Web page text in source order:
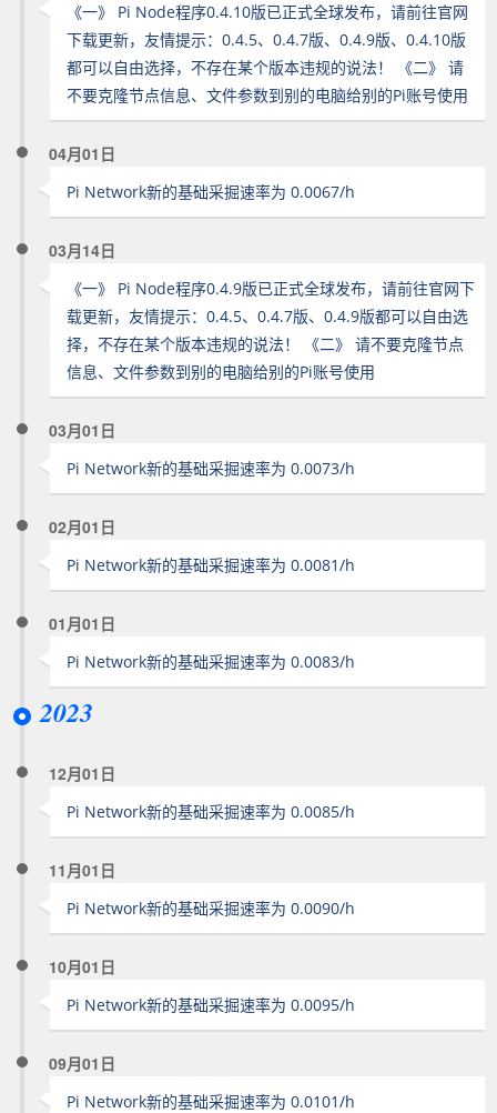
《一》 Pi Node程序0.4.10版已正式全球发布，请前往官网
下载更新，友情提示：0.4.5、0.4.7版、0.4.9版、0.4.10版
都可以自由选择，不存在某个版本违规的说法！ 《二》 请
不要克隆节点信息、文件参数到别的电脑给别的Pi账号使用
04月01日
Pi Network新的基础采掘速率为 0.0067/h
03月14日
《一》 Pi Node程序0.4.9版已正式全球发布，请前往官网下
载更新，友情提示：0.4.5、0.4.7版、0.4.9版都可以自由选
择，不存在某个版本违规的说法！ 《二》 请不要克隆节点
信息、文件参数到别的电脑给别的Pi账号使用
03月01日
Pi Network新的基础采掘速率为 0.0073/h
02月01日
Pi Network新的基础采掘速率为 0.0081/h
01月01日
Pi Network新的基础采掘速率为 0.0083/h
2023
12月01日
Pi Network新的基础采掘速率为 0.0085/h
11月01日
Pi Network新的基础采掘速率为 0.0090/h
10月01日
Pi Network新的基础采掘速率为 0.0095/h
09月01日
Pi Network新的基础采掘速率为 0.0101/h